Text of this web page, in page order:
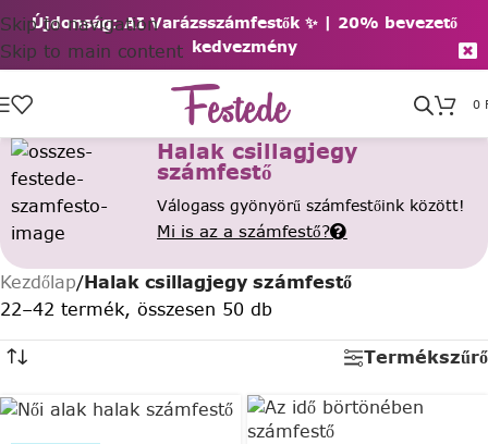
Újdonság: AI Varázsszámfestők ✨ | 20% bevezető
kedvezmény
Skip to navigation
Skip to main content
0
Halak csillagjegy
számfestő
Válogass gyönyörű számfestőink között!
Mi is az a számfestő?
Kezdőlap/Halak csillagjegy számfestő
22–42 termék, összesen 50 db
Termékszűrő